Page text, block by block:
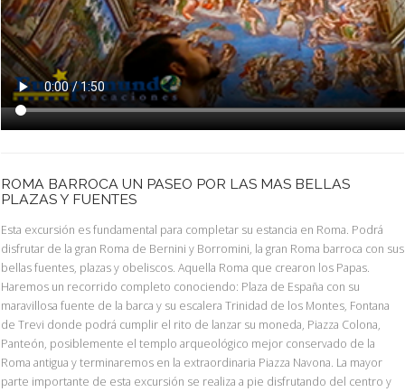
ROMA BARROCA UN PASEO POR LAS MAS BELLAS
PLAZAS Y FUENTES
Esta excursión es fundamental para completar su estancia en Roma. Podrá
disfrutar de la gran Roma de Bernini y Borromini, la gran Roma barroca con sus
bellas fuentes, plazas y obeliscos. Aquella Roma que crearon los Papas.
Haremos un recorrido completo conociendo: Plaza de España con su
maravillosa fuente de la barca y su escalera Trinidad de los Montes, Fontana
de Trevi donde podrá cumplir el rito de lanzar su moneda, Piazza Colona,
Panteón, posiblemente el templo arqueológico mejor conservado de la
Roma antigua y terminaremos en la extraordinaria Piazza Navona. La mayor
parte importante de esta excursión se realiza a pie disfrutando del centro y